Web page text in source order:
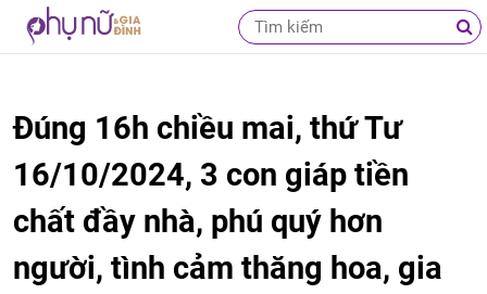
Đúng 16h chiều mai, thứ Tư
16/10/2024, 3 con giáp tiền
chất đầy nhà, phú quý hơn
người, tình cảm thăng hoa, gia